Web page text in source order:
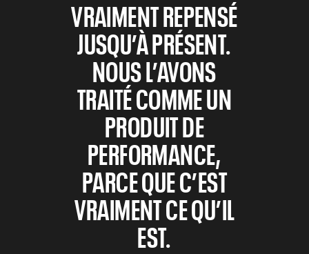
VRAIMENT REPENSÉ
JUSQU’À PRÉSENT.
NOUS L’AVONS
TRAITÉ COMME UN
PRODUIT DE
PERFORMANCE,
PARCE QUE C’EST
VRAIMENT CE QU’IL
EST.